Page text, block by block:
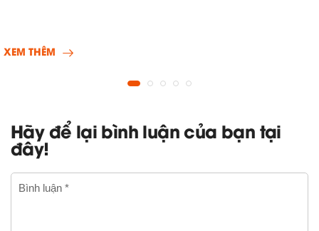
XEM THÊM
Hãy để lại bình luận của bạn tại
đây!